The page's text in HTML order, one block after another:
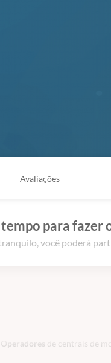
Avaliações
para fazer
você poderá
Operadores de centrais de